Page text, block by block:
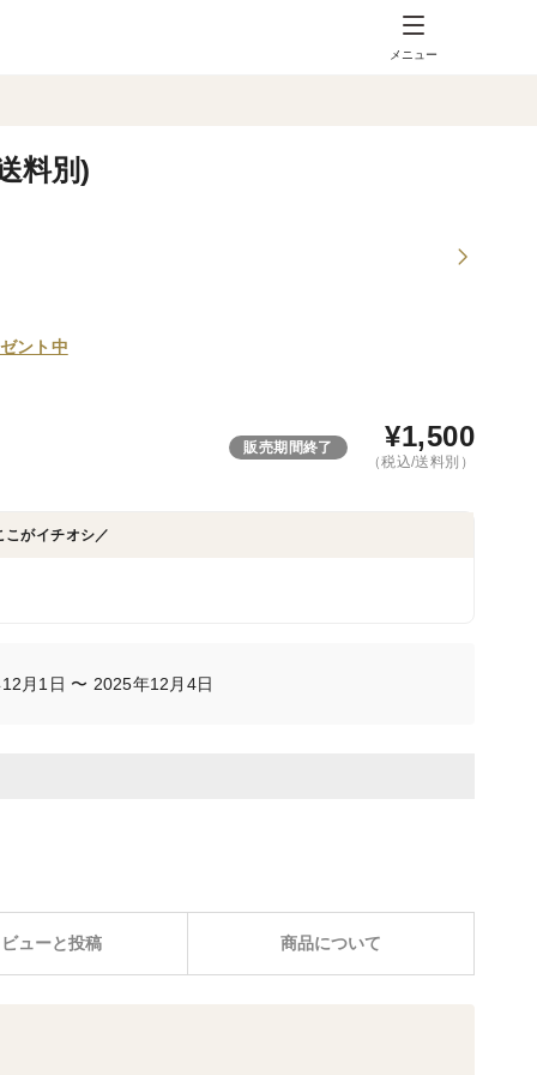
メニュー
料別)
ント中
販売期間終了 ¥1,500
（税込/送料別）
こがイチオシ／
月1日 〜 2025年12月4日
ューと投稿 商品について